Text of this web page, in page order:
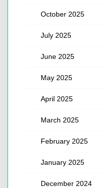
October 2025
July 2025
June 2025
May 2025
April 2025
March 2025
February 2025
January 2025
December 2024